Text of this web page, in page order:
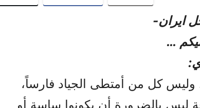
ایران-
…
كل من أمتطى الجياد فارساً،
ليس بالضرورة أن يكونوا ساسة أو